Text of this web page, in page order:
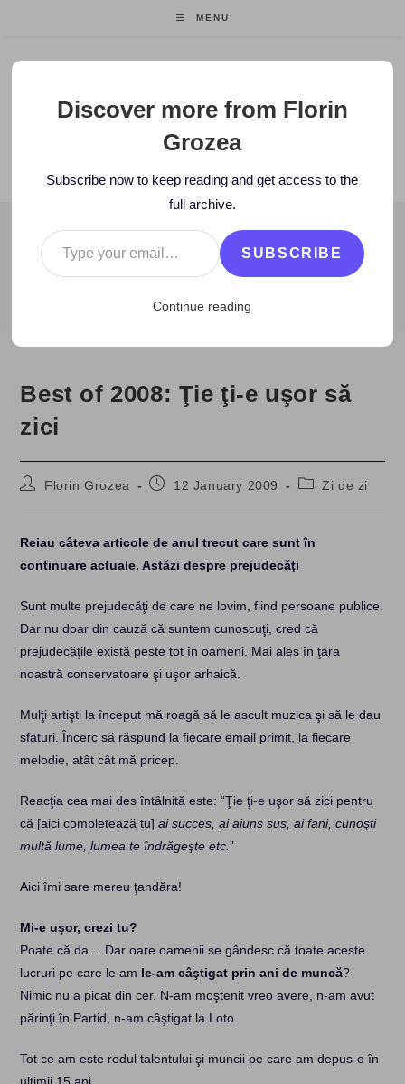
MENU
Florin Grozea
ENTREPRENEUR. FOUNDER/CEO MOCAPP.
BLOG
2009 > January > 12 > Zi de zi > Best of 2008: Ţie ţi-e uşor să
Best of 2008: Ţie ţi-e uşor să
zici
PostFlorin Grozea
Post12 January 2009
PostZi de zi
Reiau câteva articole de anul trecut care sunt în
continuare actuale. Astăzi despre prejudecăţi
Sunt multe prejudecăţi de care ne lovim, fiind persoane publice.
Dar nu doar din cauză că suntem cunoscuţi, cred că
prejudecăţile există peste tot în oameni. Mai ales în ţara
noastră conservatoare şi uşor arhaică.
Mulţi artişti la început mă roagă să le ascult muzica şi să le dau
sfaturi. Încerc să răspund la fiecare email primit, la fiecare
melodie, atât cât mă pricep.
Reacţia cea mai des întâlnită este: “Ţie ţi-e uşor să zici pentru
că [aici completează tu]ai succes, ai ajuns sus, ai fani, cunoşti
multă lume, lumea te îndrăgeşte etc.”
Aici îmi sare mereu ţandăra!
Mi-e uşor, crezi tu?
Poate că da… Dar oare oamenii se gândesc că toate aceste
lucruri pe care le am le-am câştigat prin ani de muncă?
Nimic nu a picat din cer. N-am moştenit vreo avere, n-am avut
părinţi în Partid, n-am câştigat la Loto.
Tot ce am este rodul talentului şi muncii pe care am depus-o în
Discover more from Florin
Grozea
Subscribe now to keep reading and get access to the
full archive.
Type your email…
SUBSCRIBE
Continue reading